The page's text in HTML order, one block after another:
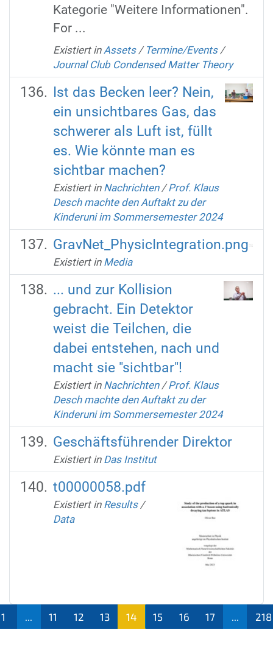
Kategorie "Weitere Informationen".
For ...
Existiert in Assets / Termine/Events /
Journal Club Condensed Matter Theory
Ist das Becken leer? Nein,
ein unsichtbares Gas, das
schwerer als Luft ist, füllt
es. Wie könnte man es
sichtbar machen?
Existiert in Nachrichten /Prof. Klaus
Desch machte den Auftakt zu der
Kinderuni im Sommersemester 2024
GravNet_PhysicIntegration.png
Existiert in Media
... und zur Kollision
gebracht. Ein Detektor
weist die Teilchen, die
dabei entstehen, nach und
macht sie "sichtbar"!
Existiert in Nachrichten /Prof. Klaus
Desch machte den Auftakt zu der
Kinderuni im Sommersemester 2024
Geschäftsführender Direktor
Existiert in Das Institut
t00000058.pdf
Existiert in Results /
Data
1 11 12 13
14
15 16 17 218